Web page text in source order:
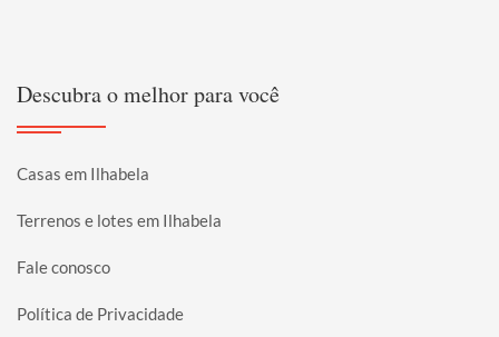
Descubra o melhor para você
Casas em Ilhabela
Terrenos e lotes em Ilhabela
Fale conosco
Política de Privacidade